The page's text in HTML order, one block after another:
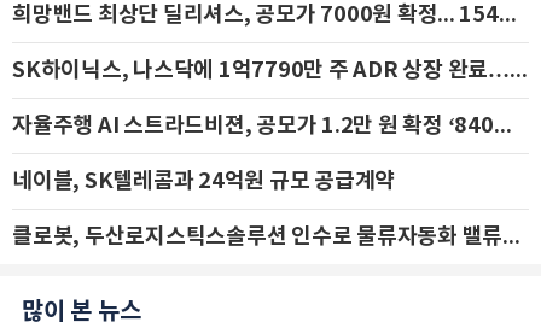
희망밴드 최상단 딜리셔스, 공모가 7000원 확정... 154억 규모 IPO 돌입
SK하이닉스, 나스닥에 1억7790만 주 ADR 상장 완료…29일 국내 추가 상장
자율주행 AI 스트라드비젼, 공모가 1.2만 원 확정 ‘840억 수혈’
네이블, SK텔레콤과 24억원 규모 공급계약
클로봇, 두산로지스틱스솔루션 인수로 물류자동화 밸류체인 확장 추진 - IBK투자증권
많이 본 뉴스